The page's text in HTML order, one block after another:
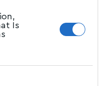
Is